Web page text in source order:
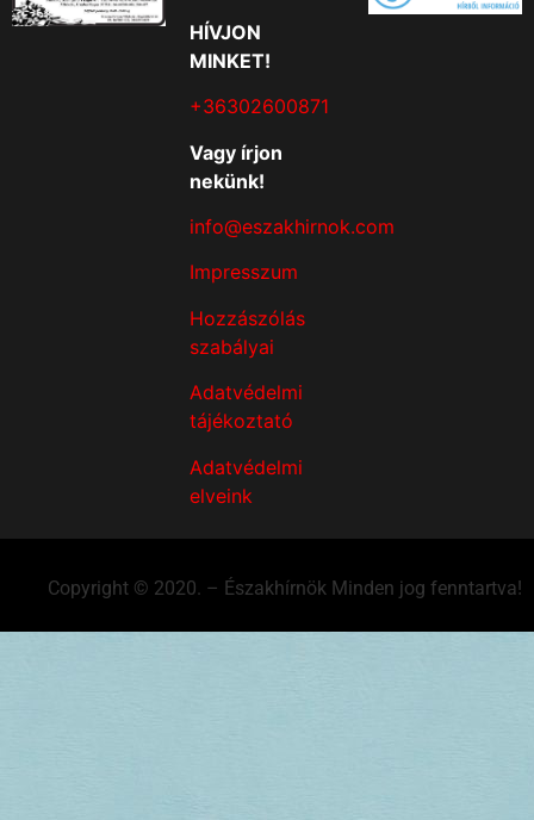
HÍVJON
MINKET!
+36302600871
Vagy írjon
nekünk!
info@eszakhirnok.com
Impresszum
Hozzászólás
szabályai
Adatvédelmi
tájékoztató
Adatvédelmi
elveink
Copyright © 2020. – Északhírnök Minden jog fenntartva!